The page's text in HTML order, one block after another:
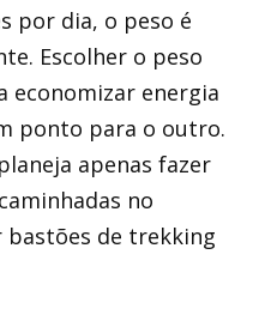
por dia, o peso é
Escolher o peso
economizar energia
ponto para o outro.
apenas fazer
no
de trekking